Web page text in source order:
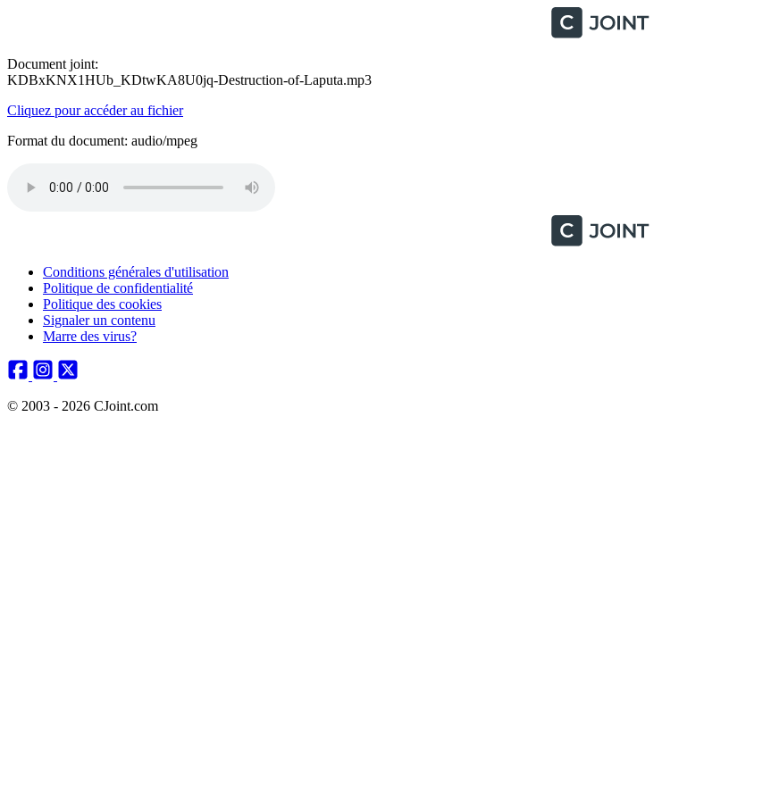
Document joint:
KDBxKNX1HUb_KDtwKA8U0jq-Destruction-of-Laputa.mp3
Cliquez pour accéder au fichier
Format du document: audio/mpeg
Conditions générales d'utilisation
Politique de confidentialité
Politique des cookies
Signaler un contenu
Marre des virus?
© 2003 - 2026 CJoint.com